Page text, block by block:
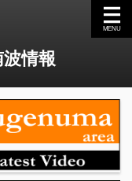
情報